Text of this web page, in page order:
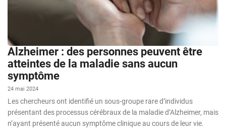
Alzheimer : des personnes peuvent être
atteintes de la maladie sans aucun
symptôme
24 mai 2024
Les chercheurs ont identifié un sous-groupe rare d’individus
présentant des processus cérébraux de la maladie d’Alzheimer, mais
n’ayant présenté aucun symptôme clinique au cours de leur vie.